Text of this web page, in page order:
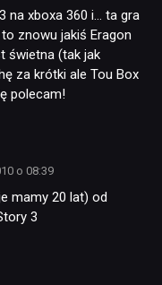
na xboxa 360 i… ta gra
znowu jakiś Eragon
świetna (tak jak
za krótki ale Tou Box
polecam!
o 08:39
mamy 20 lat) od
3